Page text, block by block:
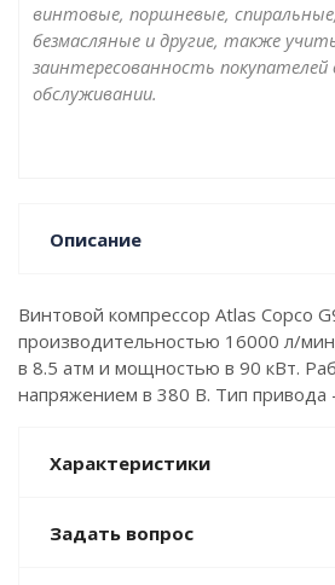
винтовые, поршневые,
безмасляные и другие, также
заинтересованность
обслуживании.
Описание
Винтовой компрессор Atlas Copco
производительностью 16000 л/
в 8.5 атм и мощностью в 90 кВт.
напряжением в 380 В. Тип привода
Характеристики
Задать вопрос